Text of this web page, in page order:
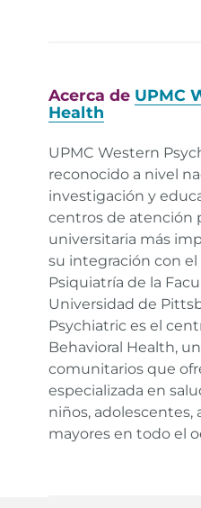
Acerca de UPMC
Health
UPMC Western
reconocido a nivel
investigación y
centros de atención
universitaria más
su integración con
Psiquiatría de la
Universidad de
Psychiatric es el
Behavioral Health,
comunitarios que
especializada en
niños, adolescentes,
mayores en todo el